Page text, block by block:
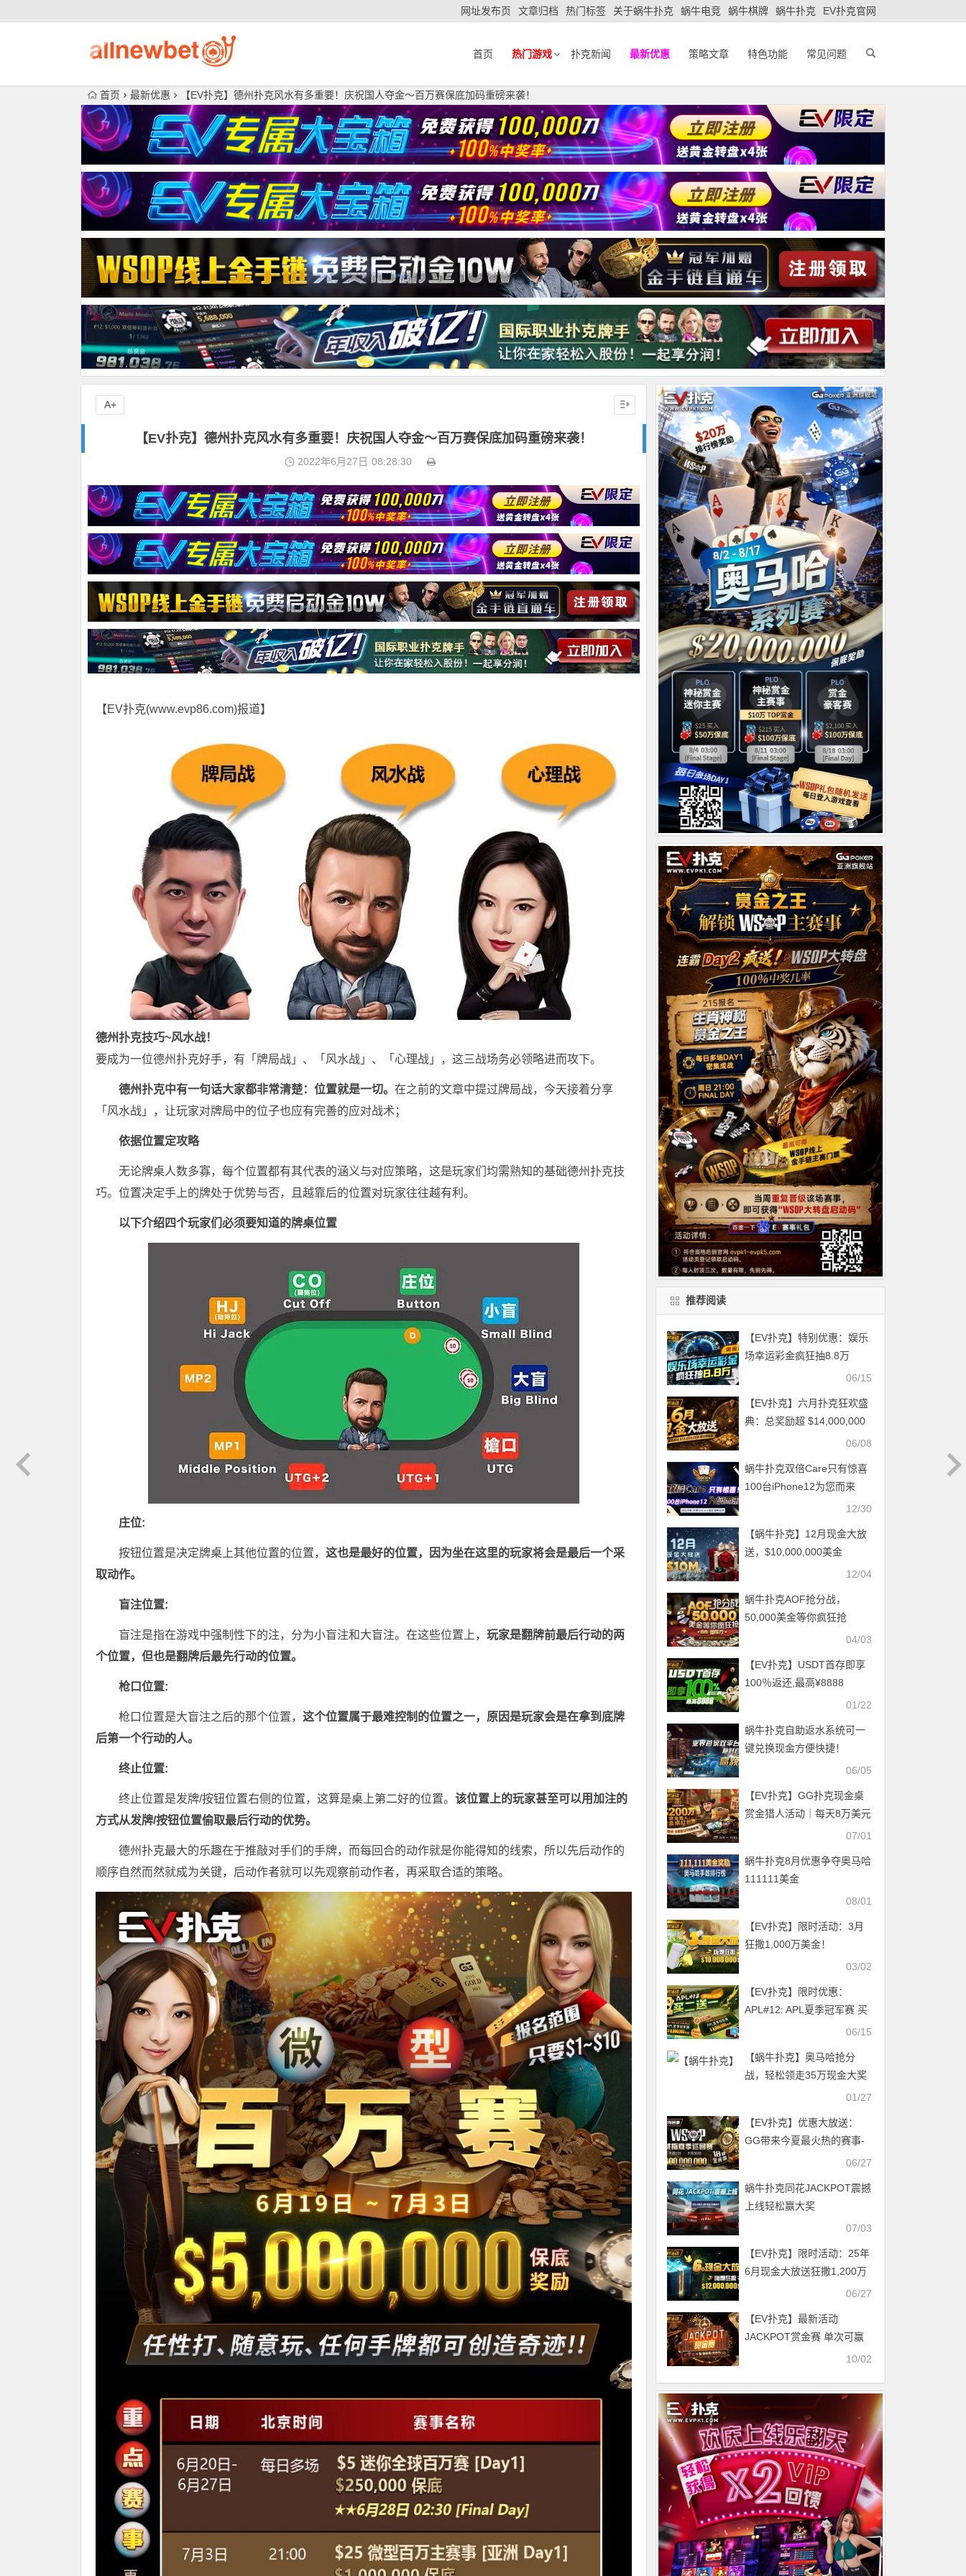
网址发布页 文章归档 热门标签 关于蜗牛扑克 蜗牛电竞 蜗牛棋牌 蜗牛扑克 EV扑克官网
首页 热门游戏 扑克新闻 最新优惠 策略文章 特色功能 常见问题
首页 最新优惠 【EV扑克】德州扑克风水有多重要！庆祝国人夺金～百万赛保底加码重磅来袭！
【EV扑克】德州扑克风水有多重要！庆祝国人夺金～百万赛保底加码重磅来袭！
2022年6月27日 08:28:30
【EV扑克(www.evp86.com)报道】
德州扑克技巧~风水战！
要成为一位德州扑克好手，有「牌局战」、「风水战」、「心理战」，这三战场务必领略进而攻下。
德州扑克中有一句话大家都非常清楚：位置就是一切。 在之前的文章中提过牌局战，今天接着分享
「风水战」，让玩家对牌局中的位子也应有完善的应对战术；
依据位置定攻略
无论牌桌人数多寡，每个位置都有其代表的涵义与对应策略，这是玩家们均需熟知的基础德州扑克技
巧。位置决定手上的牌处于优势与否，且越靠后的位置对玩家往往越有利。
以下介绍四个玩家们必须要知道的牌桌位置
庄位:
按钮位置是决定牌桌上其他位置的位置， 这也是最好的位置，因为坐在这里的玩家将会是最后一个采
取动作。
盲注位置:
盲注是指在游戏中强制性下的注，分为小盲注和大盲注。在这些位置上， 玩家是翻牌前最后行动的两
个位置，但也是翻牌后最先行动的位置。
枪口位置:
枪口位置是大盲注之后的那个位置， 这个位置属于最难控制的位置之一，原因是玩家会是在拿到底牌
后第一个行动的人。
终止位置:
终止位置是发牌/按钮位置右侧的位置，这算是桌上第二好的位置。 该位置上的玩家甚至可以用加注的
方式从发牌/按钮位置偷取最后行动的优势。
德州扑克最大的乐趣在于推敲对手们的手牌，而每回合的动作就是你能得知的线索，所以先后动作的
顺序自然而然就成为关键，后动作者就可以先观察前动作者，再采取合适的策略。
A+
推荐阅读
【EV扑克】特别优惠：娱乐
场幸运彩金疯狂抽8.8万
06/15
【EV扑克】六月扑克狂欢盛
典：总奖励超 $14,000,000
06/08
蜗牛扑克双倍Care只有惊喜
100台iPhone12为您而来
12/30
【蜗牛扑克】12月现金大放
送，$10,000,000美金
12/04
蜗牛扑克AOF抢分战，
50,000美金等你疯狂抢
04/03
【EV扑克】USDT首存即享
100％返还,最高¥8888
01/22
蜗牛扑克自助返水系统可一
键兑换现金方便快捷！
06/05
【EV扑克】GG扑克现金桌
赏金猎人活动｜每天8万美元
保底红包雨，现金桌玩家都
07/01
蜗牛扑克8月优惠争夺奥马哈
111111美金
08/01
【EV扑克】限时活动：3月
狂撒1,000万美金！
03/02
【EV扑克】限时优惠：
APL#12: APL夏季冠军赛 买
06/15
【蜗牛扑克】奥马哈抢分
战，轻松领走35万现金大奖
01/27
【EV扑克】优惠大放送：
GG带来今夏最火热的赛事-
WSOP 金戒指夏季巡回赛，
奖励
06/27
蜗牛扑克同花JACKPOT震撼
上线轻松赢大奖
07/03
【EV扑克】限时活动：25年
6月现金大放送狂撒1,200万
06/27
【EV扑克】最新活动
JACKPOT赏金赛 单次可赢
10/02